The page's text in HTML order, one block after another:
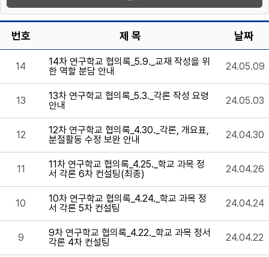
번호 제 목 날짜
14
14차 연구학교 협의록_5.9._교재 작성을 위
한 역할 분담 안내
24.05.09
13
13차 연구학교 협의록_5.3._각론 작성 요령
안내
24.05.03
12
12차 연구학교 협의록_4.30._각론, 개요표,
분절활동 수정 보완 안내
24.04.30
11
11차 연구학교 협의록_4.25._학교 과목 정
서 각론 6차 컨설팅(최종)
24.04.26
10
10차 연구학교 협의록_4.24._학교 과목 정
서 각론 5차 컨설팅
24.04.24
9
9차 연구학교 협의록_4.22._학교 과목 정서
각론 4차 컨설팅
24.04.22